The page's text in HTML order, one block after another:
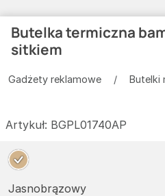
Butelka termiczna
sitkiem
Gadżety reklamowe Butelki
Artykuł: BGPL01740AP
Jasnobrązowy